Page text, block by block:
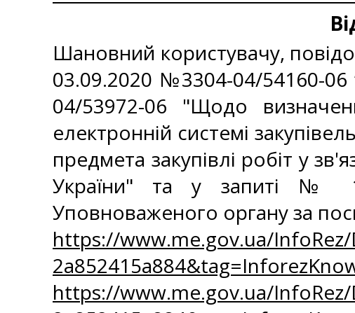
Шановний користувачу,
03.09.2020 №3304-04/54160-
04/53972-06 "Щодо
електронній системі
предмета закупівлі робіт у
України" та у запиті №
Уповноваженого органу за
https://www.me.gov.ua/
https://www.me.gov.ua/